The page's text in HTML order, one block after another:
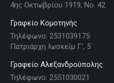
4ης Οκτωβρίου 1919, Νο. 42
Γραφείο Κομοτηνής
Τηλέφωνο: 2531039175
Πατριάρχη Ιωσκείμ Γ', 5
Γραφείο Αλεξανδρούπολης
Τηλέφωνο: 2551030021